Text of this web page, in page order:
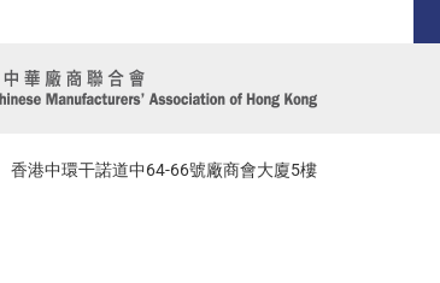
香港中環干諾道中64-66號廠商會大廈5樓